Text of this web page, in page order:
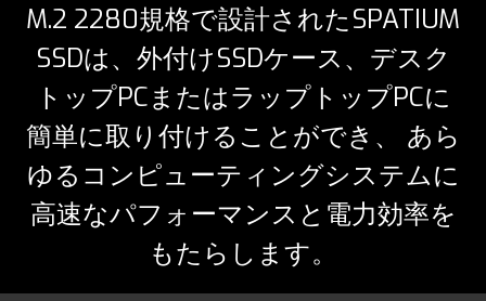
M.2 2280規格で設計されたSPATIUM
SSDは、外付けSSDケース、デスク
トップPCまたはラップトップPCに
簡単に取り付けることができ、 あら
ゆるコンピューティングシステムに
高速なパフォーマンスと電力効率を
もたらします。